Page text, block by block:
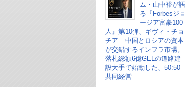
ム・山中裕が語
る『Forbesジョ
ージア富豪100
人』第10弾、ギヴィ・チョ
チア―中国とロシアの資本
が交錯するインフラ市場。
落札総額6億GELの道路建
設大手で始動した、50:50
共同経営